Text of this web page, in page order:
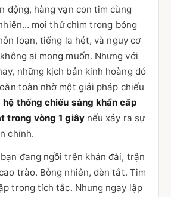
động, hàng vạn con tim cùng
mọi thứ chìm trong bóng
loạn, tiếng la hét, và nguy cơ
ai mong muốn. Nhưng với
những kịch bản kinh hoàng đó
toàn nhờ một giải pháp chiếu
hệ thống chiếu sáng khẩn cấp
trong vòng 1 giâynếu xảy ra sự
chính.
đang ngồi trên khán đài, trận
trào. Bỗng nhiên, đèn tắt. Tim
trong tích tắc. Nhưng ngay lập